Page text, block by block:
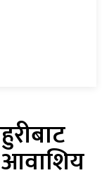
आवाशिय